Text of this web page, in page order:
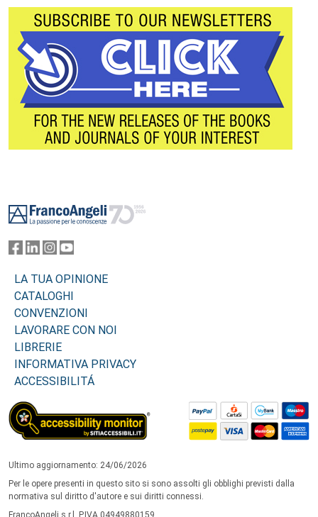
LA TUA OPINIONE
CATALOGHI
CONVENZIONI
LAVORARE CON NOI
LIBRERIE
INFORMATIVA PRIVACY
ACCESSIBILITÁ
Ultimo aggiornamento: 24/06/2026
Per le opere presenti in questo sito si sono assolti gli obblighi previsti dalla
normativa sul diritto d'autore e sui diritti connessi.
FrancoAngeli s.r.l. P.IVA 04949880159